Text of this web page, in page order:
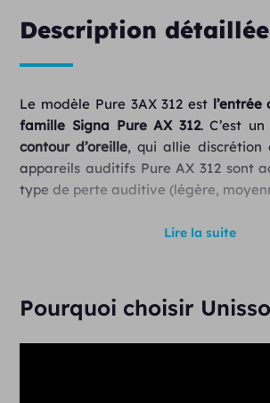
Description détaillée
Le modèle Pure 3AX 312 est
famille Signa Pure AX 312. C’est
contour d’oreille, qui allie discrétion
appareils auditifs Pure AX 312 sont
type de perte auditive (légère,
Caractéristiques de l’aide
24 canaux de traitement
Lire la suite
Pourquoi choisir